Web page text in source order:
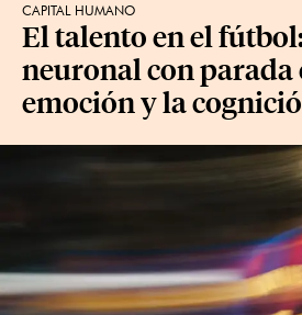
CAPITAL HUMANO
El talento en el
neuronal con parada
emoción y la